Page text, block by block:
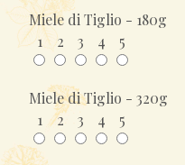
Miele di Tiglio - 180g
1
2 3 4 5
Miele di Tiglio - 320g
1
2 3 4 5